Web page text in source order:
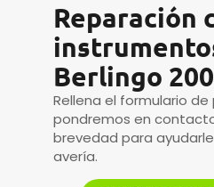
Reparación
Berlingo
Rellena el formulario
pondremos en
brevedad para
avería.